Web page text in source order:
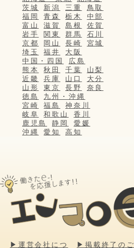
茨城
新潟 三重
鳥取
福岡
青森 栃木
中部
富山
滋賀 島根
佐賀
岩手
関東 群馬
石川
京都
岡山 長崎
宮城
埼玉
福井
大阪
中国・四国
広島
熊本
秋田 千葉
山梨
近畿
兵庫 山口
大分
山形
東京 長野
奈良
徳島
九州・沖縄
宮崎
福島
神奈川
岐阜
和歌山
香川
鹿児島
静岡
愛媛
沖縄
愛知 高知
▶運営会社につ ▶掲載終了のご